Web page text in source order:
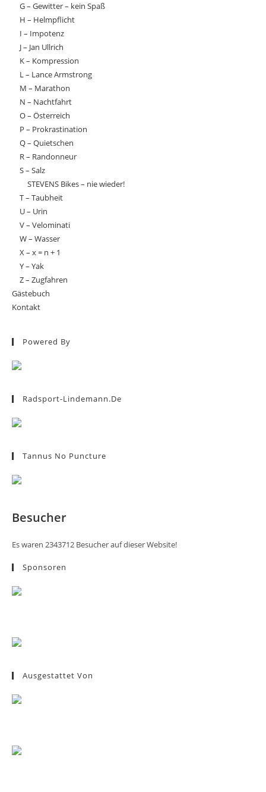
G – Gewitter – kein Spaß
H – Helmpflicht
I – Impotenz
J – Jan Ullrich
K – Kompression
L – Lance Armstrong
M – Marathon
N – Nachtfahrt
O – Österreich
P – Prokrastination
Q – Quietschen
R – Randonneur
S – Salz
STEVENS Bikes – nie wieder!
T – Taubheit
U – Urin
V – Velominati
W – Wasser
X – x = n + 1
Y – Yak
Z – Zugfahren
Gästebuch
Kontakt
Powered By
Radsport-Lindemann.de
Tannus No Puncture
Besucher
Es waren 2343712 Besucher auf dieser Website!
Sponsoren
Ausgestattet Von